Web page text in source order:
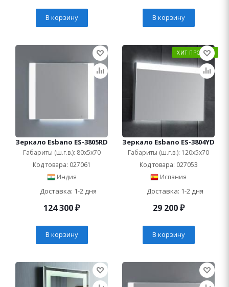
В корзину В корзину
Зеркало Esbano ES-3805RD
Габариты (ш.г.в.): 80x5x70
Код товара: 027061
Индия
Доставка: 1-2 дня
124 300₽
В корзину
ХИТ ПРОДАЖ
Зеркало Esbano ES-3804YD
Габариты (ш.г.в.): 120x5x70
Код товара: 027053
Испания
Доставка: 1-2 дня
29 200₽
В корзину